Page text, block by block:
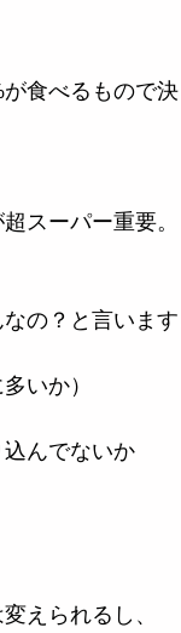
食べるもので決
スーパー重要。
の？と言います
いか）
込んでないか
えられるし、